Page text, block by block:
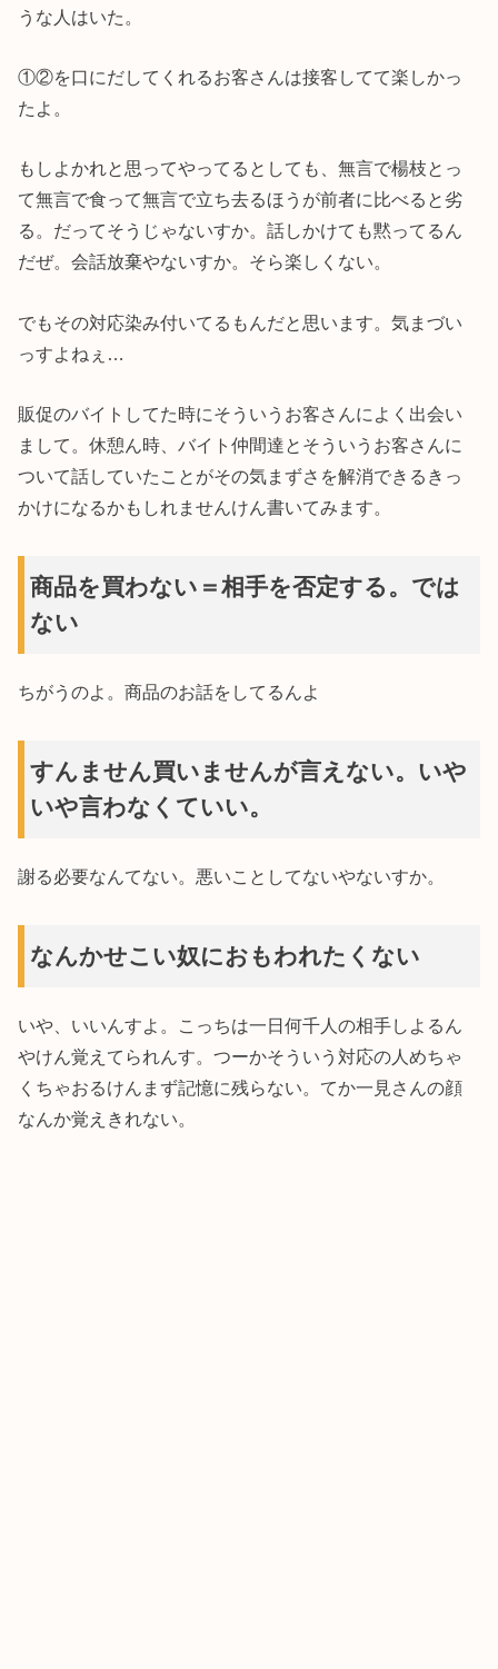
うな人はいた。
①②を口にだしてくれるお客さんは接客してて楽しかっ
たよ。
もしよかれと思ってやってるとしても、無言で楊枝とっ
て無言で食って無言で立ち去るほうが前者に比べると劣
る。だってそうじゃないすか。話しかけても黙ってるん
だぜ。会話放棄やないすか。そら楽しくない。
でもその対応染み付いてるもんだと思います。気まづい
っすよねぇ…
販促のバイトしてた時にそういうお客さんによく出会い
まして。休憩ん時、バイト仲間達とそういうお客さんに
ついて話していたことがその気まずさを解消できるきっ
かけになるかもしれませんけん書いてみます。
商品を買わない＝相手を否定する。では
ない
ちがうのよ。商品のお話をしてるんよ
すんません買いませんが言えない。いや
いや言わなくていい。
謝る必要なんてない。悪いことしてないやないすか。
なんかせこい奴におもわれたくない
いや、いいんすよ。こっちは一日何千人の相手しよるん
やけん覚えてられんす。つーかそういう対応の人めちゃ
くちゃおるけんまず記憶に残らない。てか一見さんの顔
なんか覚えきれない。